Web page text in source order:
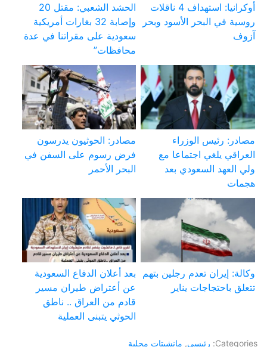
أوكرانيا: استهداف 4 ناقلات
روسية في البحر الأسود وبحر
آزوف
الحشد الشعبي: مقتل 20
وإصابة 32 بغارات أمريكية
سعودية على مقراتنا في عدة
محافظات”
مصادر: رئيس الوزراء
العراقي يلغي اجتماعا مع
ولي العهد السعودي بعد
هجمات
مصادر: الحوثيون يدرسون
فرض رسوم على السفن في
البحر الأحمر
وكالة: إيران تعدم رجلين بتهم
تتعلق باحتجاجات يناير
بعد أعلان الدفاع السعودية
عن أعتراض طيران مسير
قادم من العراق .. ناطق
الحوثي يتبنى العملية
Categories: رئيسي, مانشيتات محلية